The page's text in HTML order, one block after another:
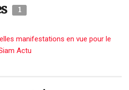
1
manifestations en vue pour le
Actu